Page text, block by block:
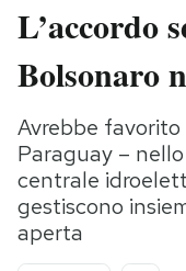
Italia
Politica
Tecnologia
Internet
Scienza
Cultura
L’accordo
Bolsonaro
Avrebbe
Paraguay –
centrale
gestiscono
aperta